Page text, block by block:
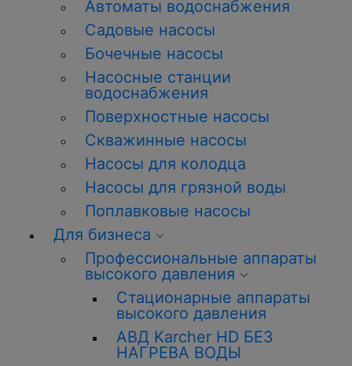
Автоматы водоснабжения
Садовые насосы
Бочечные насосы
Насосные станции
водоснабжения
Поверхностные насосы
Скважинные насосы
Насосы для колодца
Насосы для грязной воды
Поплавковые насосы
Для бизнеса
Профессиональные аппараты
высокого давления
Стационарные аппараты
высокого давления
АВД Karcher HD БЕЗ
НАГРЕВА ВОДЫ